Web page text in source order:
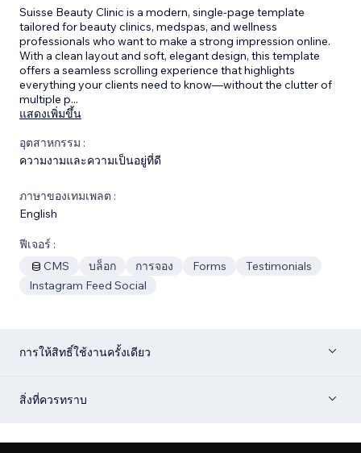
Suisse Beauty Clinic is a modern, single-page template
tailored for beauty clinics, medspas, and wellness
professionals who want to make a strong impression online.
With a clean layout and soft, elegant design, this template
offers a seamless scrolling experience that highlights
everything your clients need to know—without the clutter of
multiple p...
แสดงเพิ่มขึ้น
อุตสาหกรรม :
ความงามและความเป็นอยู่ที่ดี
ภาษาของเทมเพลต :
English
ฟีเจอร์ :
CMS
บล็อก การจอง Forms
Testimonials
Instagram Feed Social
การให้สิทธิ์ใช้งานครั้งเดียว
สิ่งที่ควรทราบ